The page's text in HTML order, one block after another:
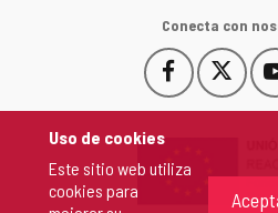
Uso de cookies
Este sitio web utiliza
cookies para
Conecta con
Facebook
Este
enlace
en
Este
enlace
una